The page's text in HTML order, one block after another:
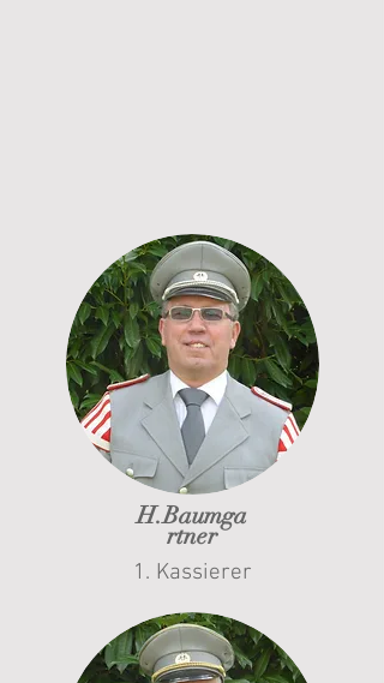
H.Baumga
rtner
1. Kassierer